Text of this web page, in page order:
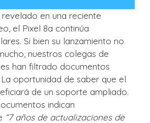
en una reciente
el Pixel 8a continúa
Si bien su lanzamiento no
nuestros colegas de
han filtrado documentos
oportunidad de saber que el
de un soporte ampliado.
indican
“7 años de actualizaciones de